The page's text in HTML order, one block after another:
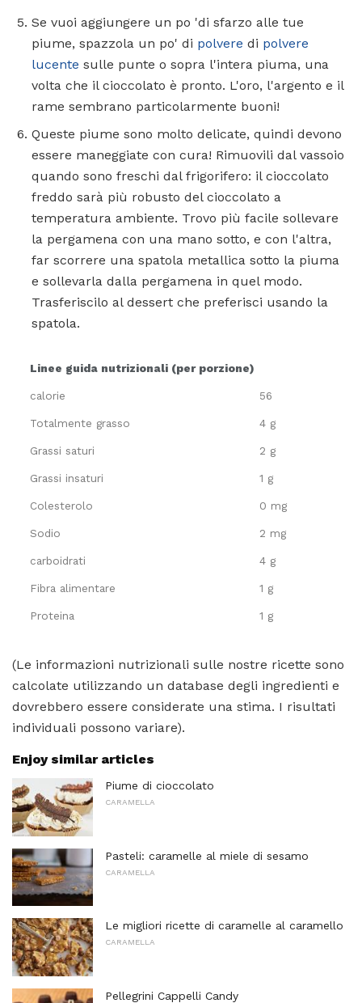
Se vuoi aggiungere un po 'di sfarzo alle tue
piume, spazzola un po' di polvere di polvere
lucente sulle punte o sopra l'intera piuma, una
volta che il cioccolato è pronto. L'oro, l'argento e il
rame sembrano particolarmente buoni!
Queste piume sono molto delicate, quindi devono
essere maneggiate con cura! Rimuovili dal vassoio
quando sono freschi dal frigorifero: il cioccolato
freddo sarà più robusto del cioccolato a
temperatura ambiente. Trovo più facile sollevare
la pergamena con una mano sotto, e con l'altra,
far scorrere una spatola metallica sotto la piuma
e sollevarla dalla pergamena in quel modo.
Trasferiscilo al dessert che preferisci usando la
spatola.
Linee guida nutrizionali (per porzione)
calorie 56
Totalmente grasso 4 g
Grassi saturi 2 g
Grassi insaturi 1 g
Colesterolo 0 mg
Sodio 2 mg
carboidrati 4 g
Fibra alimentare 1 g
Proteina 1 g
(Le informazioni nutrizionali sulle nostre ricette sono
calcolate utilizzando un database degli ingredienti e
dovrebbero essere considerate una stima. I risultati
individuali possono variare).
Enjoy similar articles
Piume di cioccolato
CARAMELLA
Pasteli: caramelle al miele di sesamo
CARAMELLA
Le migliori ricette di caramelle al caramello
CARAMELLA
Pellegrini Cappelli Candy